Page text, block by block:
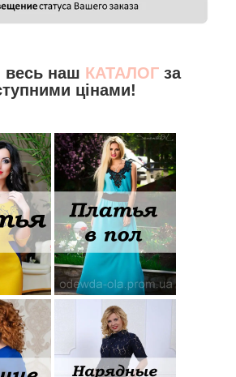
весь наш КАТАЛОГза
цінами!